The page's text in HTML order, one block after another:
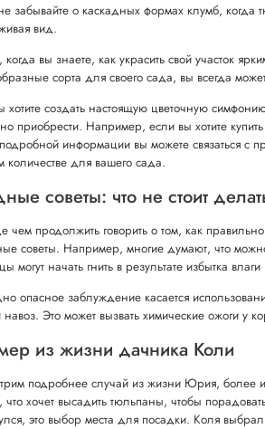
забывайте о каскадных формах клумб, когда
вид.
когда вы знаете, как украсить свой участок
сорта для своего сада, вы всегда
хотите создать настоящую цветочную
приобрести. Например, если вы хотите
информации вы можете связаться с
количестве для вашего сада.
советы: что не стоит
чем продолжить говорить о том, как
советы. Например, многие думают, что
могут начать гнить в результате избытка
опасное заблуждение касается
навоз. Это может вызвать химические ожоги у
из жизни дачника Коли
подробнее случай из жизни Юрия, более
хочет высадить тюльпаны, чтобы
это выбор места для посадки. Коля